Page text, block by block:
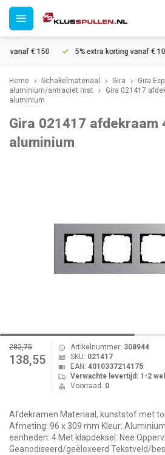
vanaf € 150 5% extra korting vanaf €
Home Schakelmateriaal Gira Gira
aluminium/antraciet mat
Gira 021417
aluminium
Gira 021417 afdekraam
aluminium
282,75
138,55
Artikelnummer: 308944
SKU: 021417
EAN: 4010337214175
Verwachte levertijd: 1-2
Voorraad: 0
Afdekramen Materiaal, kunststof met
Afmeting: 96 x 309 mm Kleur:
eenheden: 4 Met klapdeksel: Nee
Geanodiseerd/geëloxeerd Tekstveld/